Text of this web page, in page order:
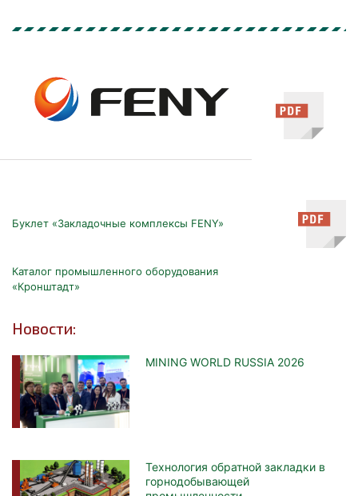
Буклет «Закладочные комплексы FENY»
Каталог промышленного оборудования
«Кронштадт»
Новости:
MINING WORLD RUSSIA 2026
Технология обратной закладки в
горнодобывающей